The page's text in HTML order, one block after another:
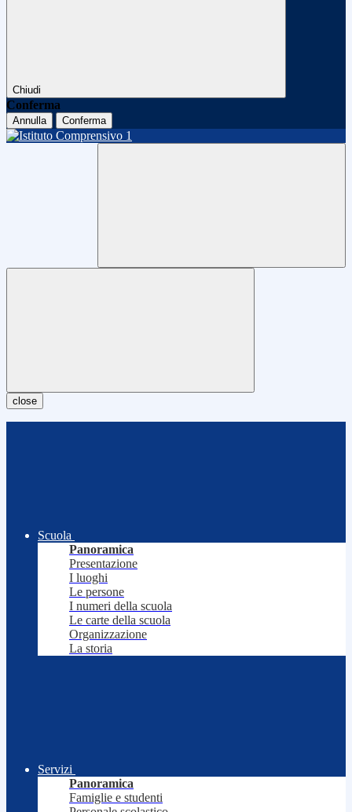
Chiudi
Conferma
Annulla Conferma
close
Scuola
Panoramica
Presentazione
I luoghi
Le persone
I numeri della scuola
Le carte della scuola
Organizzazione
La storia
Servizi
Panoramica
Famiglie e studenti